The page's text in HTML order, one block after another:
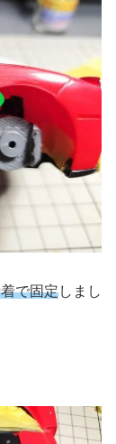
で固定しまし